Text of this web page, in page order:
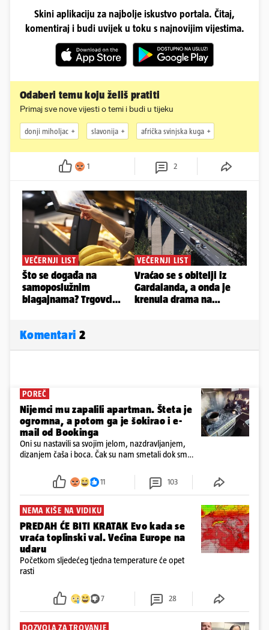
Skini aplikaciju za najbolje iskustvo portala. Čitaj,
komentiraj i budi uvijek u toku s najnovijim vijestima.
Odaberi temu koju želiš pratiti
Primaj sve nove vijesti o temi i budi u tijeku
donji miholjac slavonija afrička svinjska kuga
1 2
Komentari 2
POREČ
Nijemci mu zapalili apartman. Šteta je
ogromna, a potom ga je šokirao i e-
mail od Bookinga
Oni su nastavili sa svojim jelom, nazdravljanjem,
dizanjem čaša i boca. Čak su nam smetali dok smo
požar, rekao je vlasnik
11 103
NEMA KIŠE NA VIDIKU
PREDAH ĆE BITI KRATAK Evo kada se
vraća toplinski val. Većina Europe na
udaru
Početkom sljedećeg tjedna temperature će opet
rasti
7 28
DOZVOLA ZA TROVANJE